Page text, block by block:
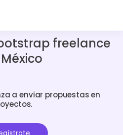
freelance
a enviar propuestas en